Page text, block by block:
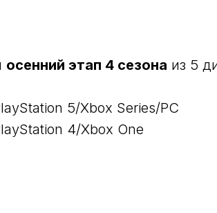
осенний этап 4 сезона из 5
5/Xbox Series/PC
4/Xbox One